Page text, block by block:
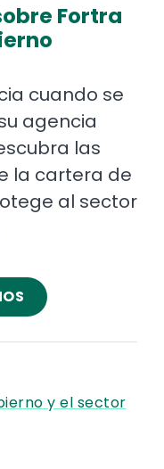
Fortra
cuando se
agencia
las
la cartera de
al sector
y el sector